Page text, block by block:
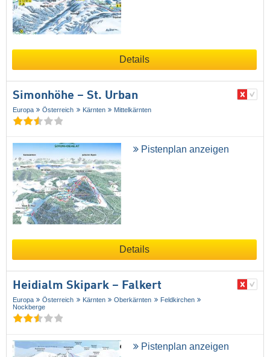
Details
Simonhöhe – St. Urban
Europa Österreich Kärnten Mittelkärnten
Pistenplan anzeigen
Details
Heidialm Skipark – Falkert
Europa Österreich Kärnten Oberkärnten
Feldkirchen
Nockberge
Pistenplan anzeigen